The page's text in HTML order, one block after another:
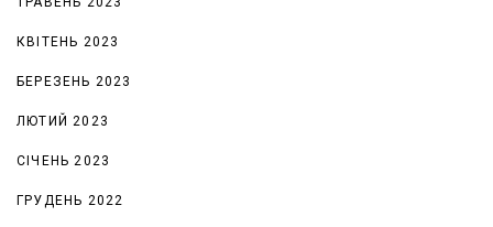
КВІТЕНЬ 2023
БЕРЕЗЕНЬ 2023
ЛЮТИЙ 2023
СІЧЕНЬ 2023
ГРУДЕНЬ 2022